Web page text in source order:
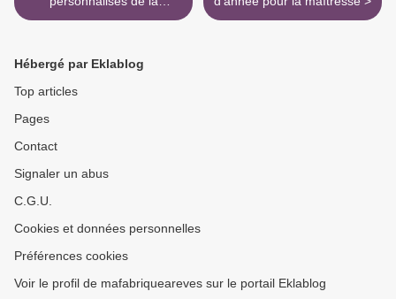
Réunion
Hébergé par Eklablog
Top articles
Pages
Contact
Signaler un abus
C.G.U.
Cookies et données personnelles
Préférences cookies
Voir le profil de mafabriqueareves sur le portail Eklablog